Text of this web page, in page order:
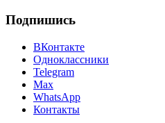
Подпишись
ВКонтакте
Одноклассники
Telegram
Max
WhatsApp
Контакты